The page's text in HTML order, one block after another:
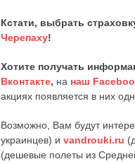
Кстати, выбрать
Черепаху!
Хотите получать
Вконтакте, на наш
акциях появляется в них
Возможно, Вам будут
украинцев) и vandrouki.ru
(дешевые полеты из